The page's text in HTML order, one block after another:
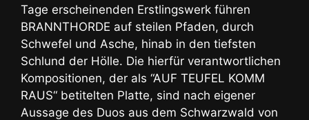
Tage erscheinenden Erstlingswerk führen
BRANNTHORDE auf steilen Pfaden, durch
Schwefel und Asche, hinab in den tiefsten
Schlund der Hölle. Die hierfür verantwortlichen
Kompositionen, der als “AUF TEUFEL KOMM
RAUS“ betitelten Platte, sind nach eigener
Aussage des Duos aus dem Schwarzwald von